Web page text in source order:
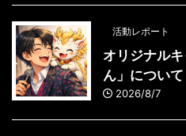
活動レポート
オリジナル
ん」について
2026/8/7